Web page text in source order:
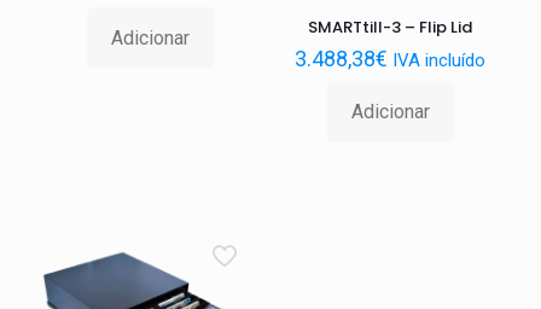
Adicionar SMARTtill-3 – Flip Lid
3.488,38€ IVA incluído
Adicionar